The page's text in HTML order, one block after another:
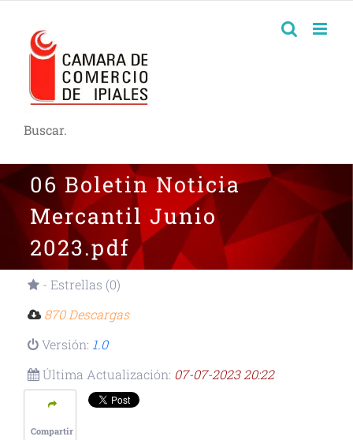
Buscar.
06 Boletin Noticia
Mercantil Junio
2023.pdf
- Estrellas (0)
870 Descargas
Versión: 1.0
Última Actualización: 07-07-2023 20:22
Compartir